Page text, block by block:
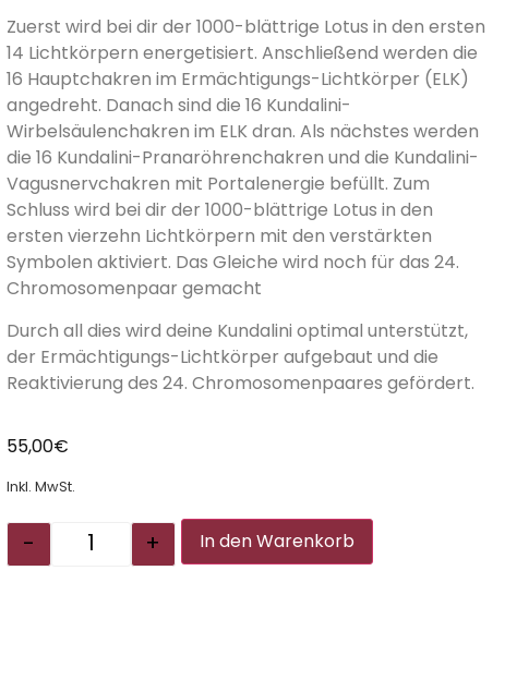
Zuerst wird bei dir der 1000-blättrige Lotus in den ersten
14 Lichtkörpern energetisiert. Anschließend werden die
16 Hauptchakren im Ermächtigungs-Lichtkörper (ELK)
angedreht. Danach sind die 16 Kundalini-
Wirbelsäulenchakren im ELK dran. Als nächstes werden
die 16 Kundalini-Pranaröhrenchakren und die Kundalini-
Vagusnervchakren mit Portalenergie befüllt. Zum
Schluss wird bei dir der 1000-blättrige Lotus in den
ersten vierzehn Lichtkörpern mit den verstärkten
Symbolen aktiviert. Das Gleiche wird noch für das 24.
Chromosomenpaar gemacht
Durch all dies wird deine Kundalini optimal unterstützt,
der Ermächtigungs-Lichtkörper aufgebaut und die
Reaktivierung des 24. Chromosomenpaares gefördert.
55,00€
Inkl. MwSt.
- + In den Warenkorb